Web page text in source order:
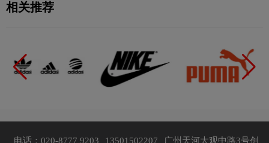
相关推荐
电话：020-8777 9203 13501502207 广州天河大观中路3号创